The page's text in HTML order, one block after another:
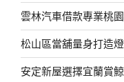
雲林汽車借款專業桃
松山區當舖量身打造
安定新屋選擇宜蘭賞